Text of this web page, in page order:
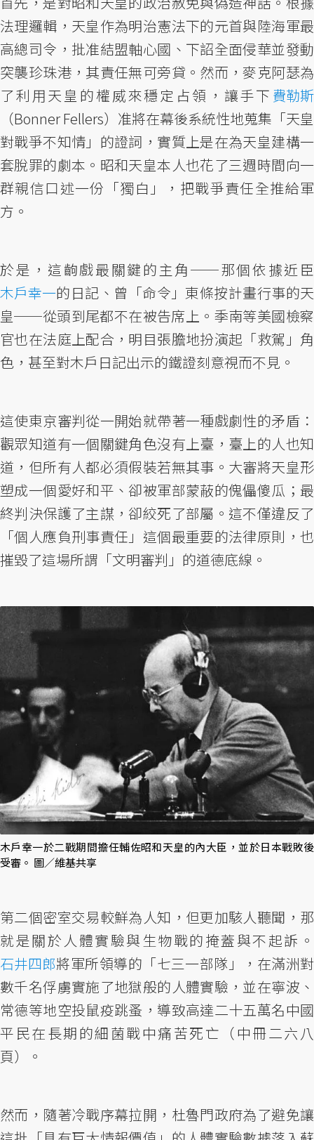
法理邏輯，天皇作為明治憲法下的元首與陸海軍最
高總司令，批准結盟軸心國、下詔全面侵華並發動
突襲珍珠港，其責任無可旁貸。然而，麥克阿瑟為
了利用天皇的權威來穩定占領，讓手下 費勒斯
（Bonner Fellers）准將在幕後系統性地蒐集「天皇
對戰爭不知情」的證詞，實質上是在為天皇建構一
套脫罪的劇本。昭和天皇本人也花了三週時間向一
群親信口述一份「獨白」，把戰爭責任全推給軍
方。
於是，這齣戲最關鍵的主角──那個依據近臣
木戶幸一的日記、曾「命令」東條按計畫行事的天
皇──從頭到尾都不在被告席上。季南等美國檢察
官也在法庭上配合，明目張膽地扮演起「救駕」角
色，甚至對木戶日記出示的鐵證刻意視而不見。
這使東京審判從一開始就帶著一種戲劇性的矛盾：
觀眾知道有一個關鍵角色沒有上臺，臺上的人也知
道，但所有人都必須假裝若無其事。大審將天皇形
塑成一個愛好和平、卻被軍部蒙蔽的傀儡傻瓜；最
終判決保護了主謀，卻絞死了部屬。這不僅違反了
「個人應負刑事責任」這個最重要的法律原則，也
摧毀了這場所謂「文明審判」的道德底線。
木戶幸一於二戰期間擔任輔佐昭和天皇的內大臣，並於日本戰敗後
受審。 圖／維基共享
第二個密室交易較鮮為人知，但更加駭人聽聞，那
就是關於人體實驗與生物戰的掩蓋與不起訴。
石井四郎將軍所領導的「七三一部隊」，在滿洲對
數千名俘虜實施了地獄般的人體實驗，並在寧波、
常德等地空投鼠疫跳蚤，導致高達二十五萬名中國
平民在長期的細菌戰中痛苦死亡（中冊二六八
頁）。
然而，隨著冷戰序幕拉開，杜魯門政府為了避免讓